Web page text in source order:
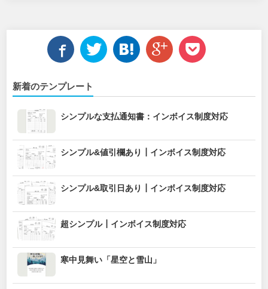
新着のテンプレート
シンプルな支払通知書：インボイス制度対応
シンプル&値引欄あり┃インボイス制度対応
シンプル&取引日あり┃インボイス制度対応
超シンプル┃インボイス制度対応
寒中見舞い「星空と雪山」